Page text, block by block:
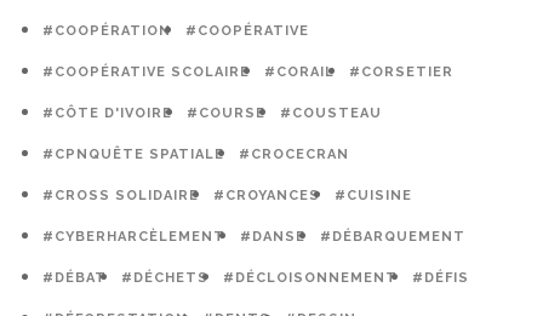
#COOPÉRATION #COOPÉRATIVE
#COOPÉRATIVE SCOLAIRE #CORAIL #CORSETIER
#CÔTE D'IVOIRE #COURSE #COUSTEAU
#CPNQUÊTE SPATIALE #CROCECRAN
#CROSS SOLIDAIRE #CROYANCES #CUISINE
#CYBERHARCÈLEMENT #DANSE #DÉBARQUEMENT
#DÉBAT #DÉCHETS #DÉCLOISONNEMENT #DÉFIS